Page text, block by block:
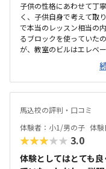
子供の性格にあわせて丁
く、子供自身で考えて取
で本当のレッスン相当の
るブロックを使っていた
が、教室のビルはエレベ
い場所がないのはネック
ころはよいです。ただ、
大人用のトイレを使うこ
施で約1万円/月(教材費な
馬込校の評判・口コミ
体験者：小1/男の子 体
★★★★★ 3.0
体験としてはとても